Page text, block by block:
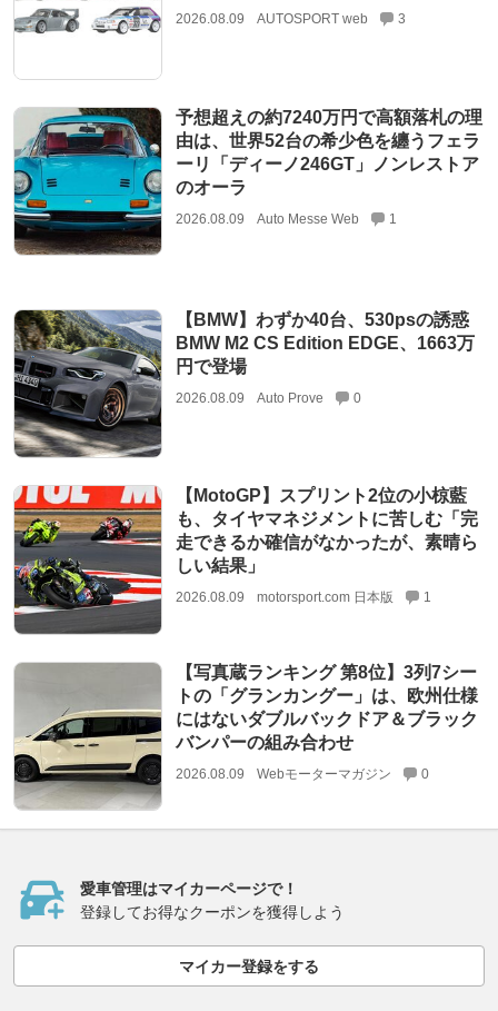
2026.08.09 AUTOSPORT web 3
予想超えの約7240万円で高額落札の理
由は、世界52台の希少色を纏うフェラ
ーリ「ディーノ246GT」ノンレストア
のオーラ
2026.08.09 Auto Messe Web 1
【BMW】わずか40台、530psの誘惑
BMW M2 CS Edition EDGE、1663万
円で登場
2026.08.09 Auto Prove 0
【MotoGP】スプリント2位の小椋藍
も、タイヤマネジメントに苦しむ「完
走できるか確信がなかったが、素晴ら
しい結果」
2026.08.09 motorsport.com 日本版 1
【写真蔵ランキング 第8位】3列7シー
トの「グランカングー」は、欧州仕様
にはないダブルバックドア＆ブラック
バンパーの組み合わせ
2026.08.09 Webモーターマガジン 0
愛車管理はマイカーページで！
登録してお得なクーポンを獲得しよう
マイカー登録をする